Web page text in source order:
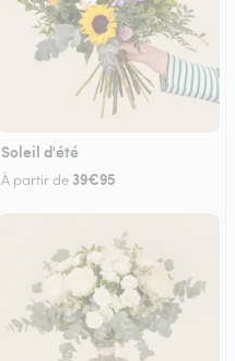
Soleil d'été
À partir de 39€95